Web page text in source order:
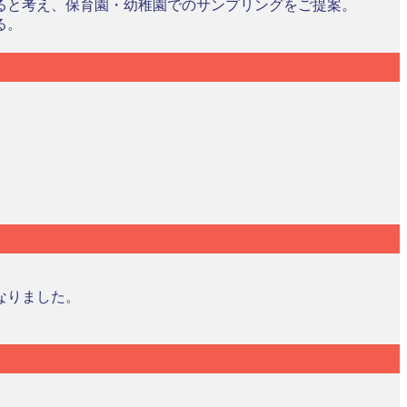
考え、保育園・幼稚園でのサンプリングをご提案。
ました。